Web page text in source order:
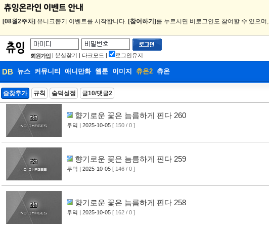
[08월2주차] 유니크뽑기 이벤트를 시작합니다. [참여하기] 를 누르시면 비로그인도 참여할 수 있으며,
회원가입 | 분실찾기 | 다크모드 | 로그인유지
DB 뉴스 커뮤니티 애니만화 웹툰 이미지 츄온2 츄온
DB
즐찾추가 규칙 숨덕설정 글10/댓글2
향기로운 꽃은 늠름하게 핀다 260
루믹 | 2025-10-05 [ 150 / 0 ]
향기로운 꽃은 늠름하게 핀다 259
루믹 | 2025-10-05 [ 146 / 0 ]
향기로운 꽃은 늠름하게 핀다 258
루믹 | 2025-10-05 [ 162 / 0 ]